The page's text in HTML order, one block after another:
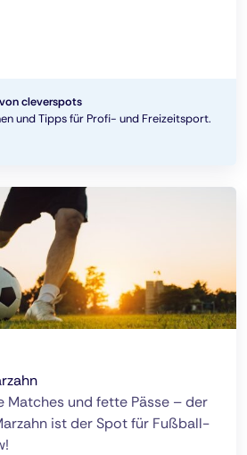
cleverspots
und Tipps für Profi- und Freizeitsport.
Matches und fette Pässe – der
ist der Spot für Fußball-